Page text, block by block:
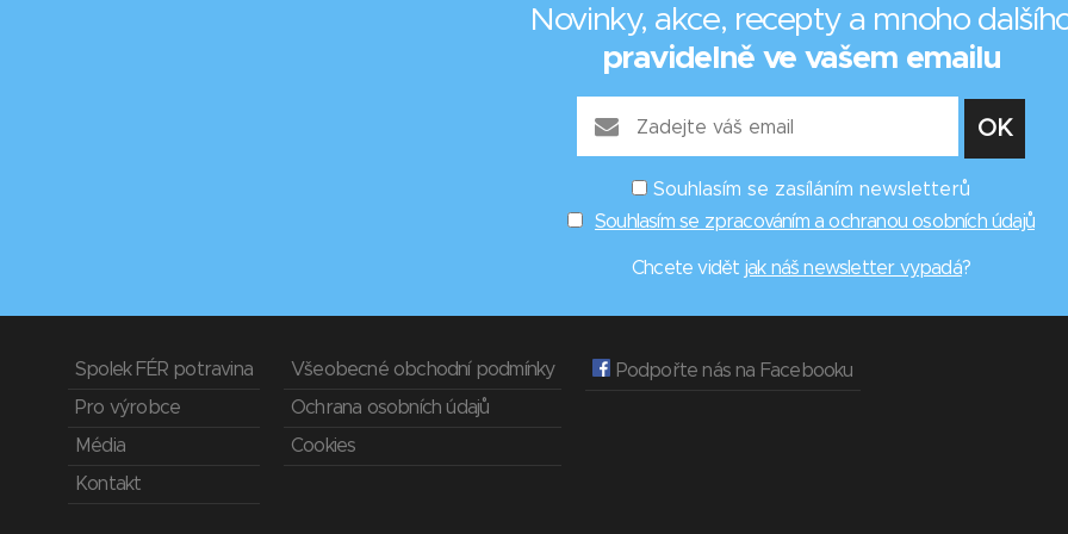
Novinky, akce, recepty a mnoho
pravidelně ve vašem emailu
Souhlasím se zasíláním newsletterů
Souhlasím se zpracováním a ochranou osobních údajů
Chcete vidět jak náš newsletter vypadá?
Spolek FÉR potravina
Pro výrobce
Média
Kontakt
Všeobecné obchodní podmínky
Ochrana osobních údajů
Cookies
Podpořte nás na Facebooku